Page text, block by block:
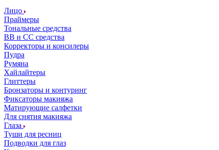
Лицо
Праймеры
Тональные средства
ВВ и СС средства
Корректоры и консилеры
Пудра
Румяна
Хайлайтеры
Глиттеры
Бронзаторы и контуринг
Фиксаторы макияжа
Матирующие салфетки
Для снятия макияжа
Глаза
Туши для ресниц
Подводки для глаз